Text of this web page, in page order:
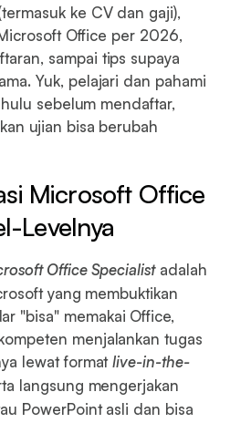
ke CV dan gaji),
Office per 2026,
sampai tips supaya
Yuk, pelajari dan pahami
sebelum mendaftar,
ujian bisa berubah
Microsoft Office
Levelnya
Office Specialistadalah
yang membuktikan
"bisa" memakai Office,
menjalankan tugas
lewat formatlive-in-the-
langsung mengerjakan
PowerPoint asli dan bisa